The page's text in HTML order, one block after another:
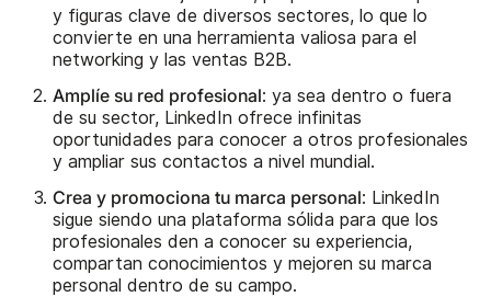
y figuras clave de diversos sectores, lo que lo
convierte en una herramienta valiosa para el
networking y las ventas B2B.
Amplíe su red profesional: ya sea dentro o fuera
de su sector, LinkedIn ofrece infinitas
oportunidades para conocer a otros profesionales
y ampliar sus contactos a nivel mundial.
Crea y promociona tu marca personal: LinkedIn
sigue siendo una plataforma sólida para que los
profesionales den a conocer su experiencia,
compartan conocimientos y mejoren su marca
personal dentro de su campo.